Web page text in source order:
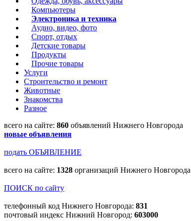
Компьютеры
Электроника и техника
Аудио, видео, фото
Спорт, отдых
Детские товары
Продукты
Прочие товары
Услуги
Строительство и ремонт
Животные
Знакомства
Разное
всего на сайте: 860 объявлений Нижнего Новгорода
новые объявления
подать ОБЪЯВЛЕНИЕ
всего на сайте: 1328 организаций Нижнего Новгорода
ПОИСК по сайту
телефонный код Нижнего Новгорода: 831
почтовый индекс Нижний Новгород: 603000